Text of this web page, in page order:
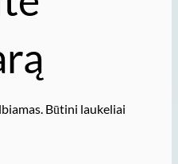
Būtini laukeliai